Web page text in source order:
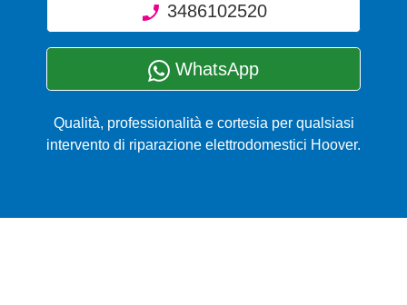
3486102520
WhatsApp
Qualità, professionalità e cortesia per qualsiasi
intervento di riparazione elettrodomestici Hoover.